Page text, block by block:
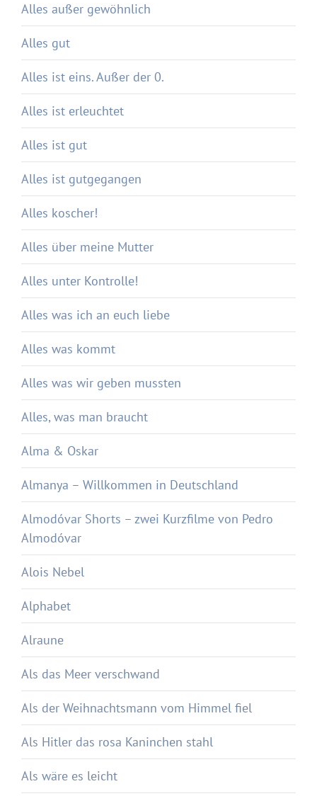
Alles außer gewöhnlich
Alles gut
Alles ist eins. Außer der 0.
Alles ist erleuchtet
Alles ist gut
Alles ist gutgegangen
Alles koscher!
Alles über meine Mutter
Alles unter Kontrolle!
Alles was ich an euch liebe
Alles was kommt
Alles was wir geben mussten
Alles, was man braucht
Alma & Oskar
Almanya – Willkommen in Deutschland
Almodóvar Shorts – zwei Kurzfilme von Pedro
Almodóvar
Alois Nebel
Alphabet
Alraune
Als das Meer verschwand
Als der Weihnachtsmann vom Himmel fiel
Als Hitler das rosa Kaninchen stahl
Als wäre es leicht